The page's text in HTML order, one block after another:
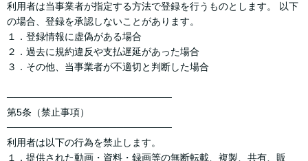
利用者は当事業者が指定する方法で登録を行うものとします。 以下
の場合、登録を承認しないことがあります。
１．登録情報に虚偽がある場合
２．過去に規約違反や支払遅延があった場合
３．その他、当事業者が不適切と判断した場合
────────────────────────
第5条（禁止事項）
────────────────────────
利用者は以下の行為を禁止します。
１．提供された動画・資料・録画等の無断転載、複製、共有、販